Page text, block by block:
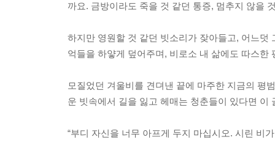
까요. 금방이라도 죽을 것 같던 통증, 멈추지 않을
하지만 영원할 것 같던 빗소리가 잦아들고, 어느
억들을 하얗게 덮어주며, 비로소 내 삶에도 따스한
모질었던 겨울비를 견뎌낸 끝에 마주한 지금의 평
운 빗속에서 길을 잃고 헤매는 청춘들이 있다면 이
“부디 자신을 너무 아프게 두지 마십시오. 시린 비